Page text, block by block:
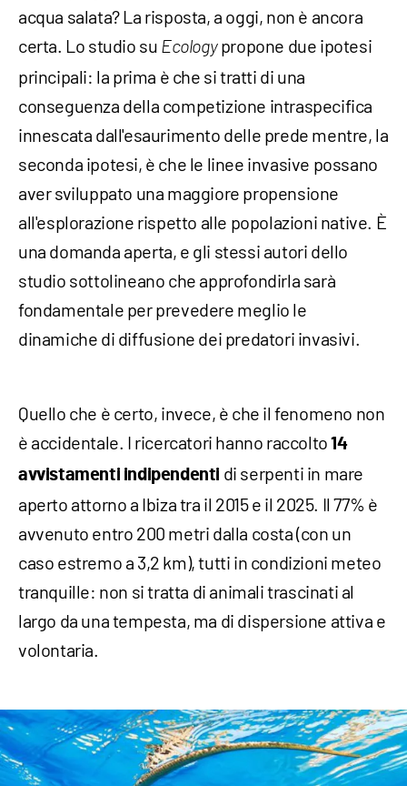
acqua salata? La risposta, a oggi, non è ancora
certa. Lo studio su Ecologypropone due ipotesi
principali: la prima è che si tratti di una
conseguenza della competizione intraspecifica
innescata dall'esaurimento delle prede mentre, la
seconda ipotesi, è che le linee invasive possano
aver sviluppato una maggiore propensione
all'esplorazione rispetto alle popolazioni native. È
una domanda aperta, e gli stessi autori dello
studio sottolineano che approfondirla sarà
fondamentale per prevedere meglio le
dinamiche di diffusione dei predatori invasivi.
Quello che è certo, invece, è che il fenomeno non
è accidentale. I ricercatori hanno raccolto14
avvistamenti indipendenti di serpenti in mare
aperto attorno a Ibiza tra il 2015 e il 2025. Il 77% è
avvenuto entro 200 metri dalla costa (con un
caso estremo a 3,2 km), tutti in condizioni meteo
tranquille: non si tratta di animali trascinati al
largo da una tempesta, ma di dispersione attiva e
volontaria.